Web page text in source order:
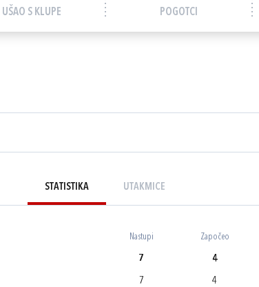
UŠAO S KLUPE POGOTCI
STATISTIKA UTAKMICE
Nastupi Započeo
7 4
7 4